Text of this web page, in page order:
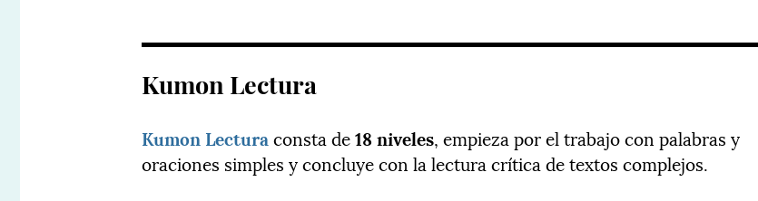
Kumon Lectura
Kumon Lecturaconsta de18 niveles, empieza por el trabajo con palabras y
oraciones simples y concluye con la lectura crítica de textos complejos.